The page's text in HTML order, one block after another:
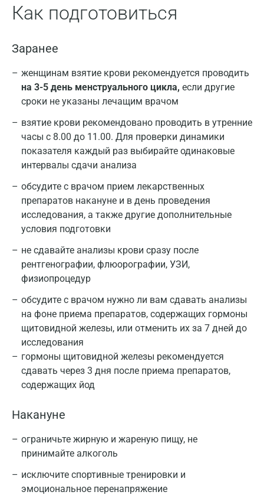
Как подготовиться
Заранее
женщинам взятие крови рекомендуется проводить
на 3-5 день менструального цикла, если другие
сроки не указаны лечащим врачом
взятие крови рекомендовано проводить в утренние
часы с 8.00 до 11.00. Для проверки динамики
показателя каждый раз выбирайте одинаковые
интервалы сдачи анализа
обсудите с врачом прием лекарственных
препаратов накануне и в день проведения
исследования, а также другие дополнительные
условия подготовки
не сдавайте анализы крови сразу после
рентгенографии, флюорографии, УЗИ,
физиопроцедур
обсудите с врачом нужно ли вам сдавать анализы
на фоне приема препаратов, содержащих гормоны
щитовидной железы, или отменить их за 7 дней до
исследования
гормоны щитовидной железы рекомендуется
сдавать через 3 дня после приема препаратов,
содержащих йод
Накануне
ограничьте жирную и жареную пищу, не
принимайте алкоголь
исключите спортивные тренировки и
эмоциональное перенапряжение